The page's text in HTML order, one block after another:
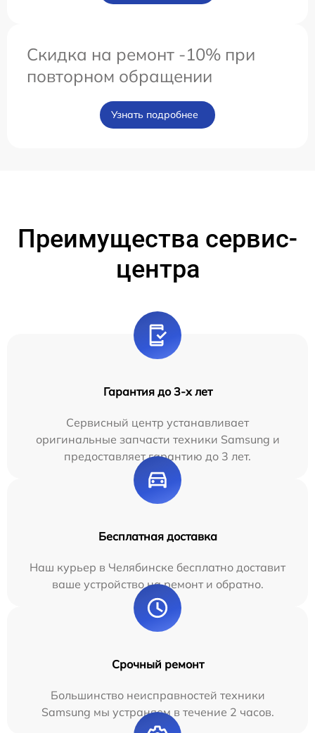
Скидка на ремонт -10% при
повторном обращении
Узнать подробнее
Преимущества сервис-
центра
Гарантия до 3-х лет
Сервисный центр устанавливает
оригинальные запчасти техники Samsung и
предоставляет гарантию до 3 лет.
Бесплатная доставка
Наш курьер в Челябинске бесплатно доставит
ваше устройство на ремонт и обратно.
Срочный ремонт
Большинство неисправностей техники
Samsung мы устраняем в течение 2 часов.